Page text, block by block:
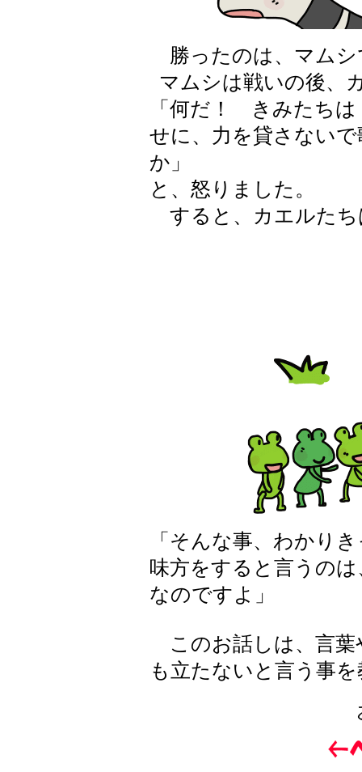
勝ったのは、マムシ
マムシは戦いの後、
「何だ！ きみたち
せに、力を貸さない
か」
と、怒りました。
すると、カエルたち
「そんな事、わかり
味方をすると言うの
なのですよ」
このお話しは、言葉
も立たないと言う事